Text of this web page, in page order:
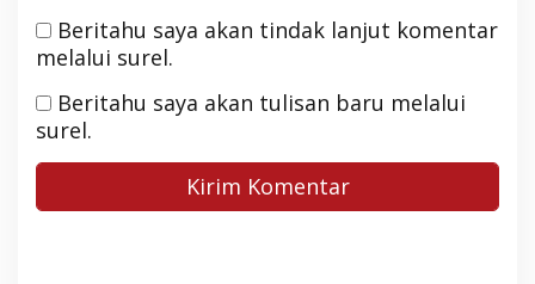
Beritahu saya akan tindak lanjut komentar
melalui surel.
Beritahu saya akan tulisan baru melalui
surel.